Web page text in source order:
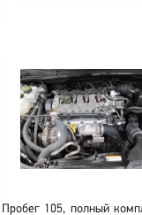
Пробег 105, полный